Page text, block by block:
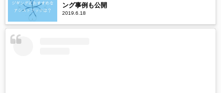
ング事例も公開
2019.6.18